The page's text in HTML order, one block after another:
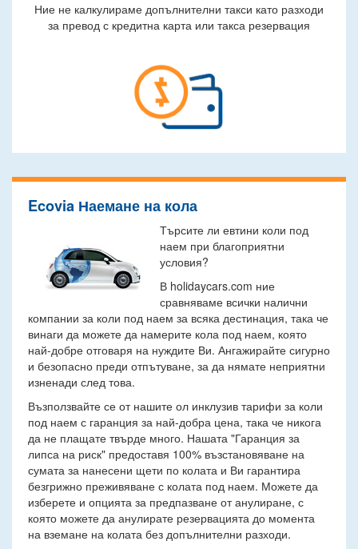
Ние не калкулираме допълнителни такси като разходи
за превод с кредитна карта или такса резервация
Ecovia Наемане на кола
Търсите ли евтини коли под
наем при благоприятни
условия?
В holidaycars.com ние
сравняваме всички налични
компании за коли под наем за всяка дестинация, така че
винаги да можете да намерите кола под наем, която
най-добре отговаря на нуждите Ви. Ангажирайте сигурно
и безопасно преди отпътуване, за да нямате неприятни
изненади след това.
Възползвайте се от нашите ол инклузив тарифи за коли
под наем с гаранция за най-добра цена, така че никога
да не плащате твърде много. Нашата "Гаранция за
липса на риск" предоставя 100% възстановяване на
сумата за нанесени щети по колата и Ви гарантира
безгрижно преживяване с колата под наем. Можете да
изберете и опцията за предпазване от анулиране, с
която можете да анулирате резервацията до момента
на вземане на колата без допълнителни разходи.